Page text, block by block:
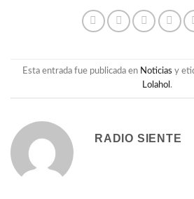
Esta entrada fue publicada en Noticias y
Lolahol .
RADIO SIENTE